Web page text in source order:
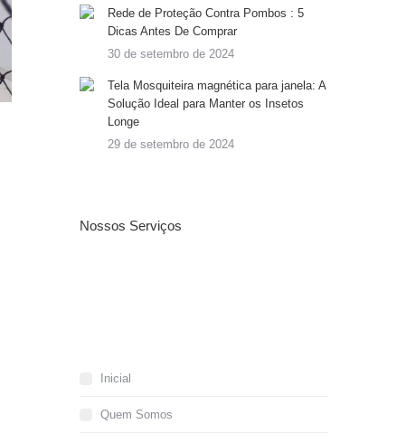
Rede de Proteção Contra Pombos : 5
Dicas Antes De Comprar
30 de setembro de 2024
Tela Mosquiteira magnética para janela: A
Solução Ideal para Manter os Insetos
Longe
29 de setembro de 2024
Nossos Serviços
Inicial
Quem Somos